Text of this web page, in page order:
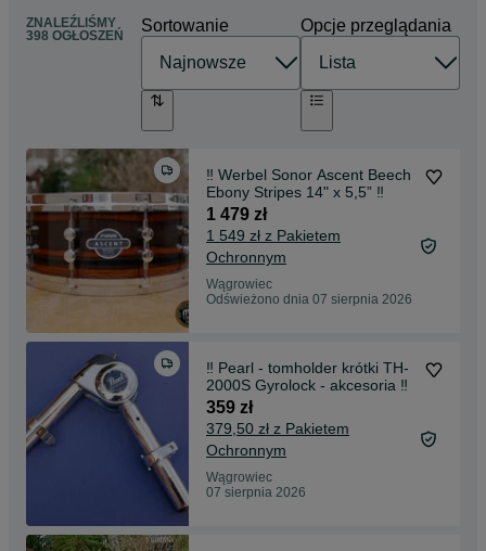
ZNALEŹLIŚMY
398 OGŁOSZEŃ
Sortowanie Opcje przeglądania
‼️ Werbel Sonor Ascent Beech
Ebony Stripes 14" x 5,5” ‼️
1 479 zł
1 549 zł z Pakietem
Ochronnym
Wągrowiec
Odświeżono dnia 07 sierpnia 2026
‼️ Pearl - tomholder krótki TH-
2000S Gyrolock - akcesoria ‼️
359 zł
379,50 zł z Pakietem
Ochronnym
Wągrowiec
07 sierpnia 2026